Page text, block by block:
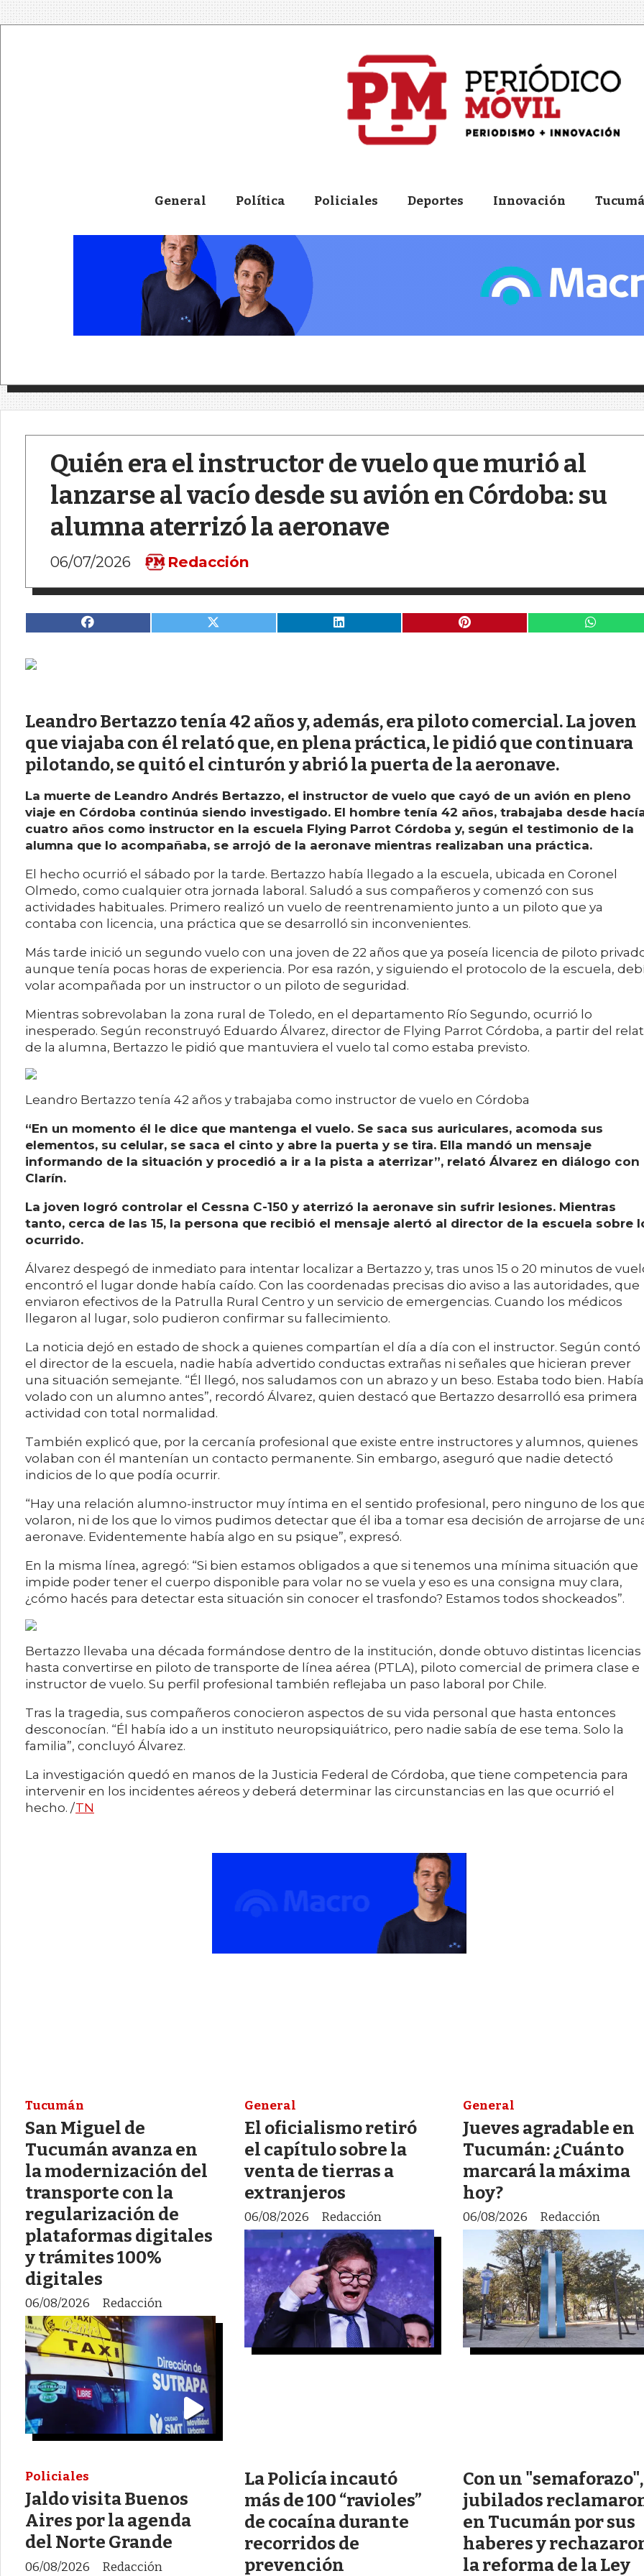
General Política Policiales Deportes Innovación
Quién era el instructor de vuelo que murió al
lanzarse al vacío desde su avión en Córdoba: su
alumna aterrizó la aeronave
06/07/2026 Redacción
Leandro Bertazzo tenía 42 años y, además, era piloto comercial. La joven
que viajaba con él relató que, en plena práctica, le pidió que continuara
pilotando, se quitó el cinturón y abrió la puerta de la aeronave.
La muerte de Leandro Andrés Bertazzo, el instructor de vuelo que cayó de un avión en pleno
viaje en Córdoba continúa siendo investigado. El hombre tenía 42 años, trabajaba desde
cuatro años como instructor en la escuela Flying Parrot Córdoba y, según el testimonio de la
alumna que lo acompañaba, se arrojó de la aeronave mientras realizaban una práctica.
El hecho ocurrió el sábado por la tarde. Bertazzo había llegado a la escuela, ubicada en Coronel
Olmedo, como cualquier otra jornada laboral. Saludó a sus compañeros y comenzó con sus
actividades habituales. Primero realizó un vuelo de reentrenamiento junto a un piloto que ya
contaba con licencia, una práctica que se desarrolló sin inconvenientes.
Más tarde inició un segundo vuelo con una joven de 22 años que ya poseía licencia de piloto
aunque tenía pocas horas de experiencia. Por esa razón, y siguiendo el protocolo de la escuela,
volar acompañada por un instructor o un piloto de seguridad.
Mientras sobrevolaban la zona rural de Toledo, en el departamento Río Segundo, ocurrió lo
inesperado. Según reconstruyó Eduardo Álvarez, director de Flying Parrot Córdoba, a partir del
de la alumna, Bertazzo le pidió que mantuviera el vuelo tal como estaba previsto.
Leandro Bertazzo tenía 42 años y trabajaba como instructor de vuelo en Córdoba
“En un momento él le dice que mantenga el vuelo. Se saca sus auriculares, acomoda sus
elementos, su celular, se saca el cinto y abre la puerta y se tira. Ella mandó un mensaje
informando de la situación y procedió a ir a la pista a aterrizar”, relató Álvarez en diálogo con
Clarín.
La joven logró controlar el Cessna C-150 y aterrizó la aeronave sin sufrir lesiones. Mientras
tanto, cerca de las 15, la persona que recibió el mensaje alertó al director de la escuela sobre
ocurrido.
Álvarez despegó de inmediato para intentar localizar a Bertazzo y, tras unos 15 o 20 minutos de
encontró el lugar donde había caído. Con las coordenadas precisas dio aviso a las autoridades, que
enviaron efectivos de la Patrulla Rural Centro y un servicio de emergencias. Cuando los médicos
llegaron al lugar, solo pudieron confirmar su fallecimiento.
La noticia dejó en estado de shock a quienes compartían el día a día con el instructor. Según contó
el director de la escuela, nadie había advertido conductas extrañas ni señales que hicieran prever
una situación semejante. “Él llegó, nos saludamos con un abrazo y un beso. Estaba todo bien. Había
volado con un alumno antes”, recordó Álvarez, quien destacó que Bertazzo desarrolló esa primera
actividad con total normalidad.
También explicó que, por la cercanía profesional que existe entre instructores y alumnos, quienes
volaban con él mantenían un contacto permanente. Sin embargo, aseguró que nadie detectó
indicios de lo que podía ocurrir.
“Hay una relación alumno-instructor muy íntima en el sentido profesional, pero ninguno de los
volaron, ni de los que lo vimos pudimos detectar que él iba a tomar esa decisión de arrojarse de
aeronave. Evidentemente había algo en su psique”, expresó.
En la misma línea, agregó: “Si bien estamos obligados a que si tenemos una mínima situación que
impide poder tener el cuerpo disponible para volar no se vuela y eso es una consigna muy clara,
¿cómo hacés para detectar esta situación sin conocer el trasfondo? Estamos todos shockeados”.
Bertazzo llevaba una década formándose dentro de la institución, donde obtuvo distintas licencias
hasta convertirse en piloto de transporte de línea aérea (PTLA), piloto comercial de primera clase e
instructor de vuelo. Su perfil profesional también reflejaba un paso laboral por Chile.
Tras la tragedia, sus compañeros conocieron aspectos de su vida personal que hasta entonces
desconocían. “Él había ido a un instituto neuropsiquiátrico, pero nadie sabía de ese tema. Solo la
familia”, concluyó Álvarez.
La investigación quedó en manos de la Justicia Federal de Córdoba, que tiene competencia para
intervenir en los incidentes aéreos y deberá determinar las circunstancias en las que ocurrió el
hecho. /TN
San Miguel de
Tucumán avanza en
la modernización del
transporte con la
regularización de
plataformas digitales
y trámites 100%
digitales
Redacción
Tucumán
06/08/2026
El oficialismo retiró
el capítulo sobre la
venta de tierras a
extranjeros
Redacción
General
06/08/2026
Jueves agradable en
Tucumán: ¿Cuánto
marcará la máxima
hoy?
Redacción
General
06/08/2026
Jaldo visita Buenos
Aires por la agenda
del Norte Grande
Redacción
Policiales
06/08/2026
La Policía incautó
más de 100 “ravioles”
de cocaína durante
recorridos de
prevención
Con un "semaforazo",
jubilados
en Tucumán por sus
haberes y
la reforma de la Ley